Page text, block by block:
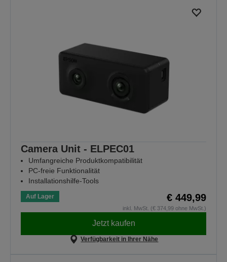
Camera Unit - ELPEC01
Umfangreiche Produktkompatibilität
PC-freie Funktionalität
Installationshilfe-Tools
Auf Lager € 449,99
inkl. MwSt. (€ 374,99 ohne MwSt.)
Jetzt kaufen
Verfügbarkeit in Ihrer Nähe